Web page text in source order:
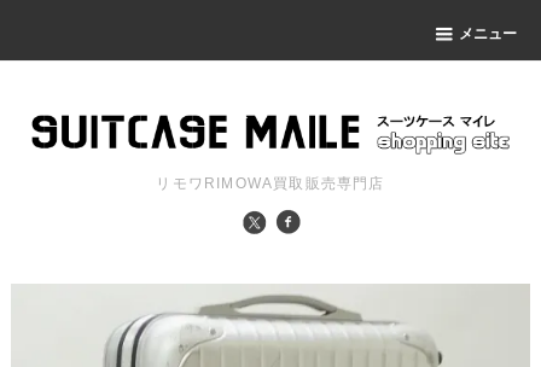
メニュー
リモワRIMOWA買取販売専門店